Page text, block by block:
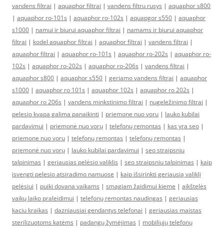
vandens filtrai | aquaphor filtrai | vandens filtru rusys | aquaphor s800
| aquaphor ro-101s | aquaphor ro-102s | aquapgor s550 | aquaphor
s1000 | namui ir biurui aquaphor filtrai | namams ir biurui aquaphor
filtrai | kodel aquaphor filtrai | aquaphor filtrai | vandens filtrai |
aquaphor filtrai | aquaphor ro-101s | aquaphor ro-202s | aquaphor ro-
102s | aquaphor ro-202s | aquaphor ro-206s | vandens filtrai |
aquaphor s800 | aquaphor s550 | geriamo vandens filtrai | aquaphor
s1000 | aquaphor ro 101s | aquaphor 102s | aquaphor ro 202s |
aquaphor ro 206s | vandens minkstinimo filtrai | nugeležinimo filtrai |
pelesio kvapa galima panaikinti | priemone nuo voru | lauko kubilai
pardavimui | priemonė nuo vorų | telefonų remontas | kas yra seo |
priemone nuo voru | telefonų remontas | telefonų remontas |
priemonė nuo vorų | lauko kubilai pardavimui | seo straipsniu
talpinimas | geriausias pelėsio valiklis | seo straipsniu talpinimas | kaip
isvengti pelesio atsiradimo namuose | kaip išsirinkti geriausią valiklį
pelėsiui | puiki dovana vaikams | smagiam žaidimui kieme | aikštelės
vaikų laiko praleidimui | telefonų remontas naudingas | geriausias
kaciu kraikas | dazniausiai gendantys telefonai | geriausias maistas
sterilizuotoms katėms | padangų žymėjimas | mobiliųjų telefonų